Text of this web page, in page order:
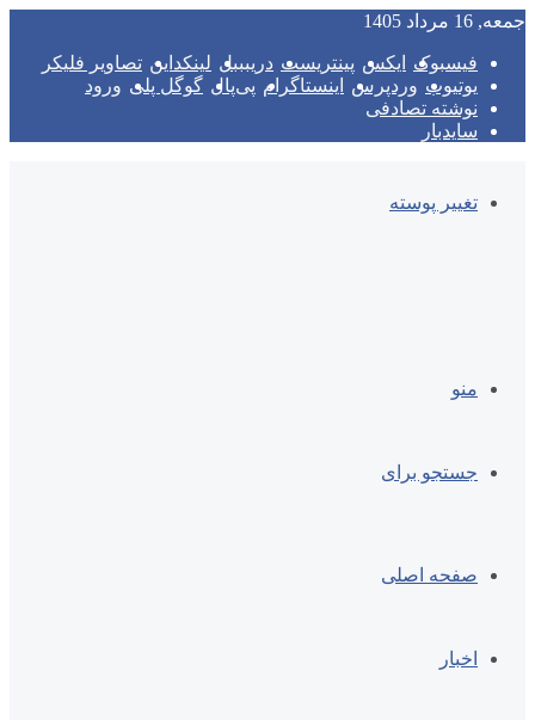
جمعه, 16 مرداد 1405
فیسبوک ایکس پینتریست دریبببل لینکداین تصاویر فلیکر
یوتیوب وردپرس اینستاگرام پی‌پال گوگل پلی
ورود
نوشته تصادفی
سایدبار
تغییر پوسته
منو
جستجو برای
صفحه اصلی
اخبار